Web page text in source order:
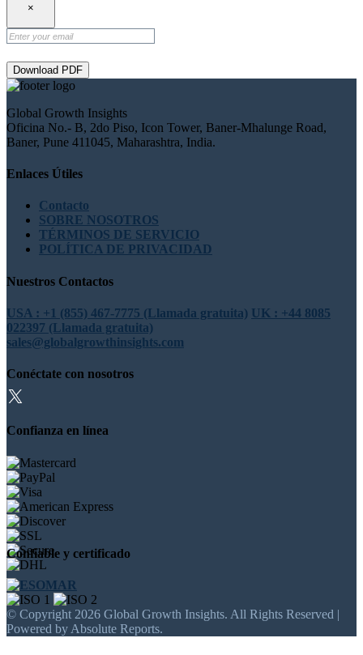
×
Download PDF
Global Growth Insights
Oficina No.- B, 2do Piso, Icon Tower, Baner-Mhalunge Road,
Baner, Pune 411045, Maharashtra, India.
Enlaces Útiles
Contacto
SOBRE NOSOTROS
TÉRMINOS DE SERVICIO
POLÍTICA DE PRIVACIDAD
Nuestros Contactos
USA : +1 (855) 467-7775 (Llamada gratuita) UK : +44 8085
022397 (Llamada gratuita)
sales@globalgrowthinsights.com
Conéctate con nosotros
Confianza en línea
Confiable y certificado
© Copyright 2026 Global Growth Insights. All Rights Reserved |
Powered by Absolute Reports.